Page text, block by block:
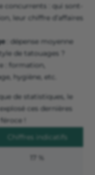
concurrents : qui sont-
leur chiffre d’affaires
: dépense moyenne
de tatouages ?
: formation,
hygiène, etc.
de statistiques, le
ces dernières
!
Chiffres indicatifs
17 %